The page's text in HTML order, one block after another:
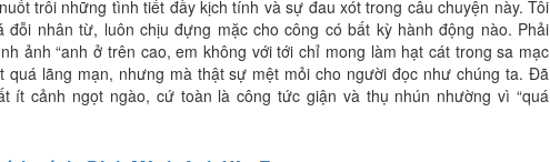
trôi những tình tiết đầy kịch tính và sự đau xót trong câu chuyện này. Tôi
đỗi nhân từ, luôn chịu đựng mặc cho công có bất kỳ hành động nào. Phải
ảnh “anh ở trên cao, em không với tới chỉ mong làm hạt cát trong sa mạc
quá lãng mạn, nhưng mà thật sự mệt mỏi cho người đọc như chúng ta. Đã
ít cảnh ngọt ngào, cứ toàn là công tức giận và thụ nhún nhường vì “quá